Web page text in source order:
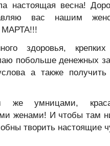
настоящая весна!
вас нашим
МАРТА!!!
здоровья,
побольше денежных
а также
же умницами,
женами! И чтобы там
творить настоящие